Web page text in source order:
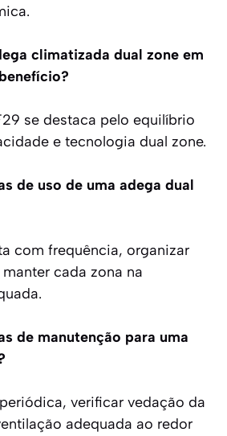
climatizada dual zone em
se destaca pelo equilíbrio
e tecnologia dual zone.
de uso de uma adega dual
com frequência, organizar
cada zona na
de manutenção para uma
verificar vedação da
adequada ao redor